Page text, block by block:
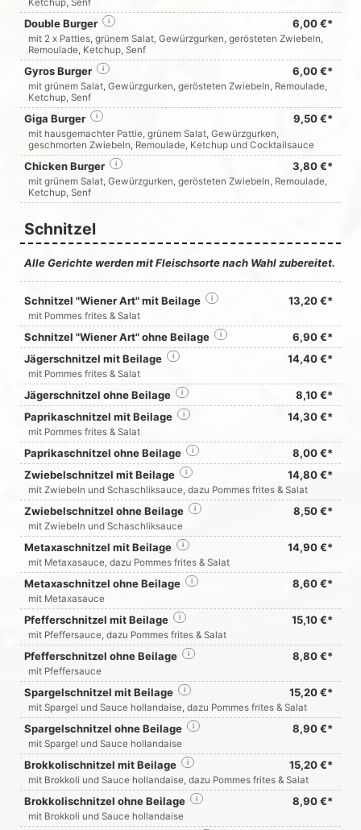
Ketchup, Senf
Double Burger 6,00 €*
i
mit 2 x Patties, grünem Salat, Gewürzgurken, gerösteten Zwiebeln,
Remoulade, Ketchup, Senf
Gyros Burger 6,00 €*
i
mit grünem Salat, Gewürzgurken, gerösteten Zwiebeln, Remoulade,
Ketchup, Senf
Giga Burger 9,50 €*
i
mit hausgemachter Pattie, grünem Salat, Gewürzgurken,
geschmorten Zwiebeln, Remoulade, Ketchup und Cocktailsauce
Chicken Burger 3,80 €*
i
mit grünem Salat, Gewürzgurken, gerösteten Zwiebeln, Remoulade,
Ketchup, Senf
Schnitzel
Alle Gerichte werden mit Fleischsorte nach Wahl zubereitet.
Schnitzel "Wiener Art" mit Beilage 13,20 €*
i
mit Pommes frites & Salat
Schnitzel "Wiener Art" ohne Beilage 6,90 €*
i
Jägerschnitzel mit Beilage 14,40 €*
i
mit Pommes frites & Salat
Jägerschnitzel ohne Beilage 8,10 €*
i
Paprikaschnitzel mit Beilage 14,30 €*
i
mit Pommes frites & Salat
Paprikaschnitzel ohne Beilage 8,00 €*
i
Zwiebelschnitzel mit Beilage 14,80 €*
i
mit Zwiebeln und Schaschliksauce, dazu Pommes frites & Salat
Zwiebelschnitzel ohne Beilage 8,50 €*
i
mit Zwiebeln und Schaschliksauce
Metaxaschnitzel mit Beilage 14,90 €*
i
mit Metaxasauce, dazu Pommes frites & Salat
Metaxaschnitzel ohne Beilage 8,60 €*
i
mit Metaxasauce
Pfefferschnitzel mit Beilage 15,10 €*
i
mit Pfeffersauce, dazu Pommes frites & Salat
Pfefferschnitzel ohne Beilage 8,80 €*
i
mit Pfeffersauce
Spargelschnitzel mit Beilage 15,20 €*
i
mit Spargel und Sauce hollandaise, dazu Pommes frites & Salat
Spargelschnitzel ohne Beilage 8,90 €*
i
mit Spargel und Sauce hollandaise
Brokkolischnitzel mit Beilage 15,20 €*
i
mit Brokkoli und Sauce hollandaise, dazu Pommes frites & Salat
Brokkolischnitzel ohne Beilage 8,90 €*
i
mit Brokkoli und Sauce hollandaise